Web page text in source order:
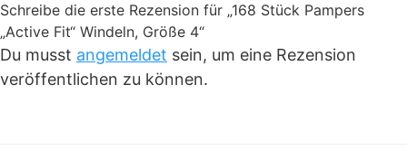
Schreibe die erste Rezension für „168 Stück Pampers
„Active Fit“ Windeln, Größe 4“
Du musst angemeldet sein, um eine Rezension
veröffentlichen zu können.